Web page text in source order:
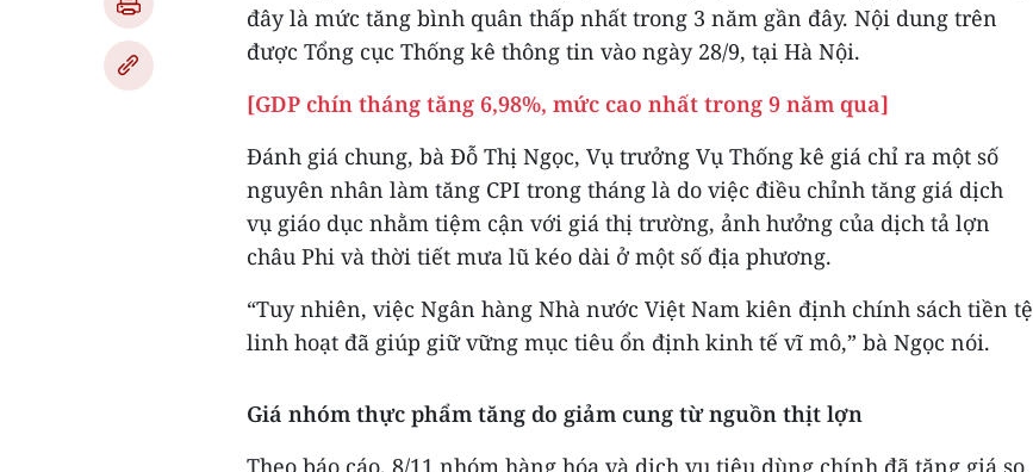
đây là mức tăng bình quân thấp nhất trong 3 năm gần đây. Nội dung trên
được Tổng cục Thống kê thông tin vào ngày 28/9, tại Hà Nội.
[GDP chín tháng tăng 6,98%, mức cao nhất trong 9 năm qua]
Đánh giá chung, bà Đỗ Thị Ngọc, Vụ trưởng Vụ Thống kê giá chỉ ra một số
nguyên nhân làm tăng CPI trong tháng là do việc điều chỉnh tăng giá dịch
vụ giáo dục nhằm tiệm cận với giá thị trường, ảnh hưởng của dịch tả lợn
châu Phi và thời tiết mưa lũ kéo dài ở một số địa phương.
“Tuy nhiên, việc Ngân hàng Nhà nước Việt Nam kiên định chính sách tiền tệ
linh hoạt đã giúp giữ vững mục tiêu ổn định kinh tế vĩ mô,” bà Ngọc nói.
Giá nhóm thực phẩm tăng do giảm cung từ nguồn thịt lợn
Theo báo cáo, 8/11 nhóm hàng hóa và dịch vụ tiêu dùng chính đã tăng giá so